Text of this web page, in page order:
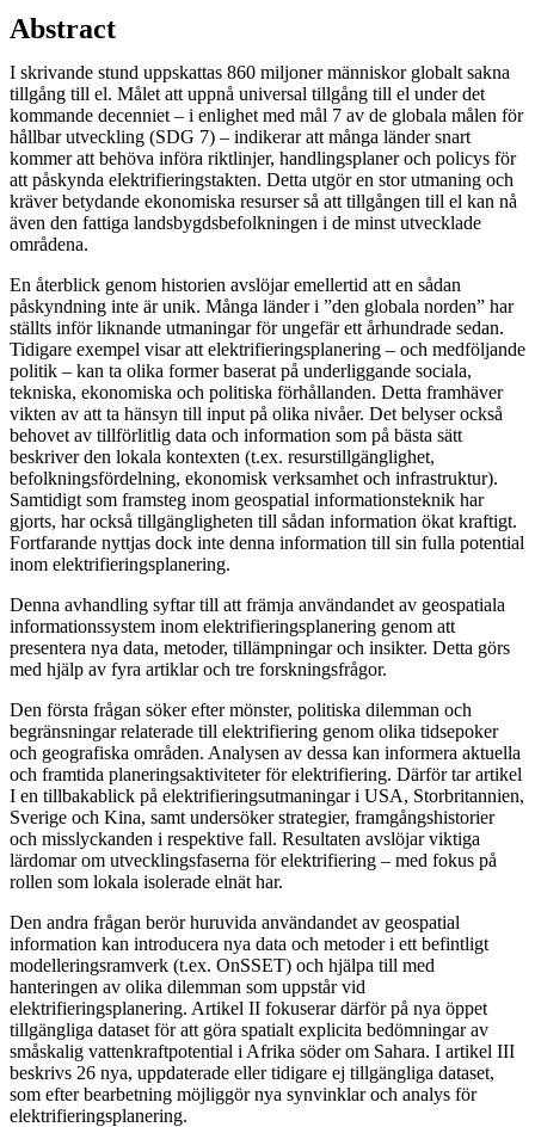
Abstract
I skrivande stund uppskattas 860 miljoner människor globalt sakna
tillgång till el. Målet att uppnå universal tillgång till el under det
kommande decenniet – i enlighet med mål 7 av de globala målen för
hållbar utveckling (SDG 7) – indikerar att många länder snart
kommer att behöva införa riktlinjer, handlingsplaner och policys för
att påskynda elektrifieringstakten. Detta utgör en stor utmaning och
kräver betydande ekonomiska resurser så att tillgången till el kan nå
även den fattiga landsbygdsbefolkningen i de minst utvecklade
områdena.
En återblick genom historien avslöjar emellertid att en sådan
påskyndning inte är unik. Många länder i ”den globala norden” har
ställts inför liknande utmaningar för ungefär ett århundrade sedan.
Tidigare exempel visar att elektrifieringsplanering – och medföljande
politik – kan ta olika former baserat på underliggande sociala,
tekniska, ekonomiska och politiska förhållanden. Detta framhäver
vikten av att ta hänsyn till input på olika nivåer. Det belyser också
behovet av tillförlitlig data och information som på bästa sätt
beskriver den lokala kontexten (t.ex. resurstillgänglighet,
befolkningsfördelning, ekonomisk verksamhet och infrastruktur).
Samtidigt som framsteg inom geospatial informationsteknik har
gjorts, har också tillgängligheten till sådan information ökat kraftigt.
Fortfarande nyttjas dock inte denna information till sin fulla potential
inom elektrifieringsplanering.
Denna avhandling syftar till att främja användandet av geospatiala
informationssystem inom elektrifieringsplanering genom att
presentera nya data, metoder, tillämpningar och insikter. Detta görs
med hjälp av fyra artiklar och tre forskningsfrågor.
Den första frågan söker efter mönster, politiska dilemman och
begränsningar relaterade till elektrifiering genom olika tidsepoker
och geografiska områden. Analysen av dessa kan informera aktuella
och framtida planeringsaktiviteter för elektrifiering. Därför tar artikel
I en tillbakablick på elektrifieringsutmaningar i USA, Storbritannien,
Sverige och Kina, samt undersöker strategier, framgångshistorier
och misslyckanden i respektive fall. Resultaten avslöjar viktiga
lärdomar om utvecklingsfaserna för elektrifiering – med fokus på
rollen som lokala isolerade elnät har.
Den andra frågan berör huruvida användandet av geospatial
information kan introducera nya data och metoder i ett befintligt
modelleringsramverk (t.ex. OnSSET) och hjälpa till med
hanteringen av olika dilemman som uppstår vid
elektrifieringsplanering. Artikel II fokuserar därför på nya öppet
tillgängliga dataset för att göra spatialt explicita bedömningar av
småskalig vattenkraftpotential i Afrika söder om Sahara. I artikel III
beskrivs 26 nya, uppdaterade eller tidigare ej tillgängliga dataset,
som efter bearbetning möjliggör nya synvinklar och analys för
elektrifieringsplanering.